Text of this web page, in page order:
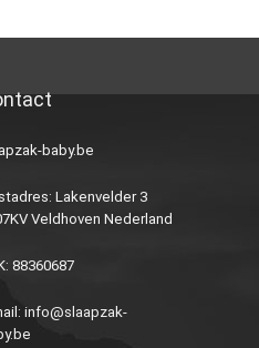
baby.be
Lakenvelder 3
Veldhoven Nederland
88360687
info@slaapzak-